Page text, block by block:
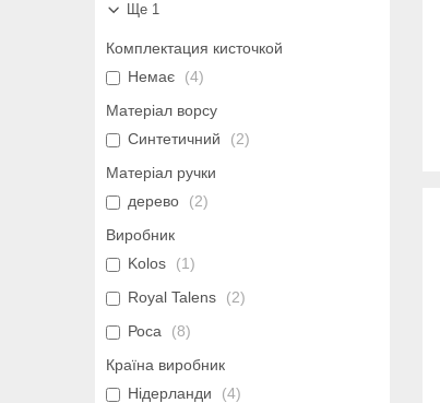
Ще 1
Комплектация кисточкой
Немає
4
Матеріал ворсу
Синтетичний
2
Матеріал ручки
дерево
2
Виробник
Kolos
1
Royal Talens
2
Роса
8
Країна виробник
Нідерланди
4